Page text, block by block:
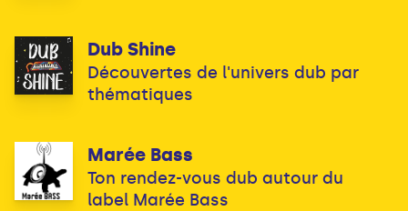
Dub Shine
Découvertes de l'univers dub par
thématiques
Marée Bass
Ton rendez-vous dub autour du
label Marée Bass